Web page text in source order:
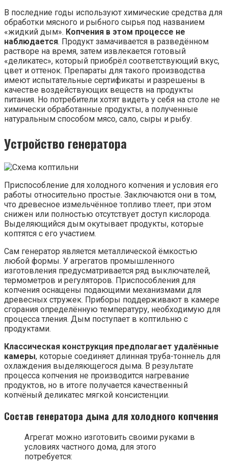
В последние годы используют химические средства для
обработки мясного и рыбного сырья под названием
«жидкий дым». Копчения в этом процессе не
наблюдается. Продукт замачивается в разведённом
растворе на время, затем извлекается готовый
«деликатес», который приобрёл соответствующий вкус,
цвет и оттенок. Препараты для такого производства
имеют испытательные сертификаты и разрешены в
качестве воздействующих веществ на продукты
питания. Но потребители хотят видеть у себя на столе не
химически обработанные продукты, а полученные
натуральным способом мясо, сало, сыры и рыбу.
Устройство генератора
Приспособление для холодного копчения и условия его
работы относительно простые. Заключаются они в том,
что древесное измельчённое топливо тлеет, при этом
снижен или полностью отсутствует доступ кислорода.
Выделяющийся дым окутывает продукты, которые
коптятся с его участием.
Сам генератор является металлической ёмкостью
любой формы. У агрегатов промышленного
изготовления предусматривается ряд выключателей,
термометров и регуляторов. Приспособления для
копчения оснащены подающими механизмами для
древесных стружек. Приборы поддерживают в камере
сгорания определённую температуру, необходимую для
процесса тления. Дым поступает в коптильню с
продуктами.
Классическая конструкция предполагает удалённые
камеры, которые соединяет длинная труба-тоннель для
охлаждения выделяющегося дыма. В результате
процесса копчения не производится нагревание
продуктов, но в итоге получается качественный
копчёный деликатес мягкой консистенции.
Состав генератора дыма для холодного копчения
Агрегат можно изготовить своими руками в
условиях частного дома, для этого
потребуется: